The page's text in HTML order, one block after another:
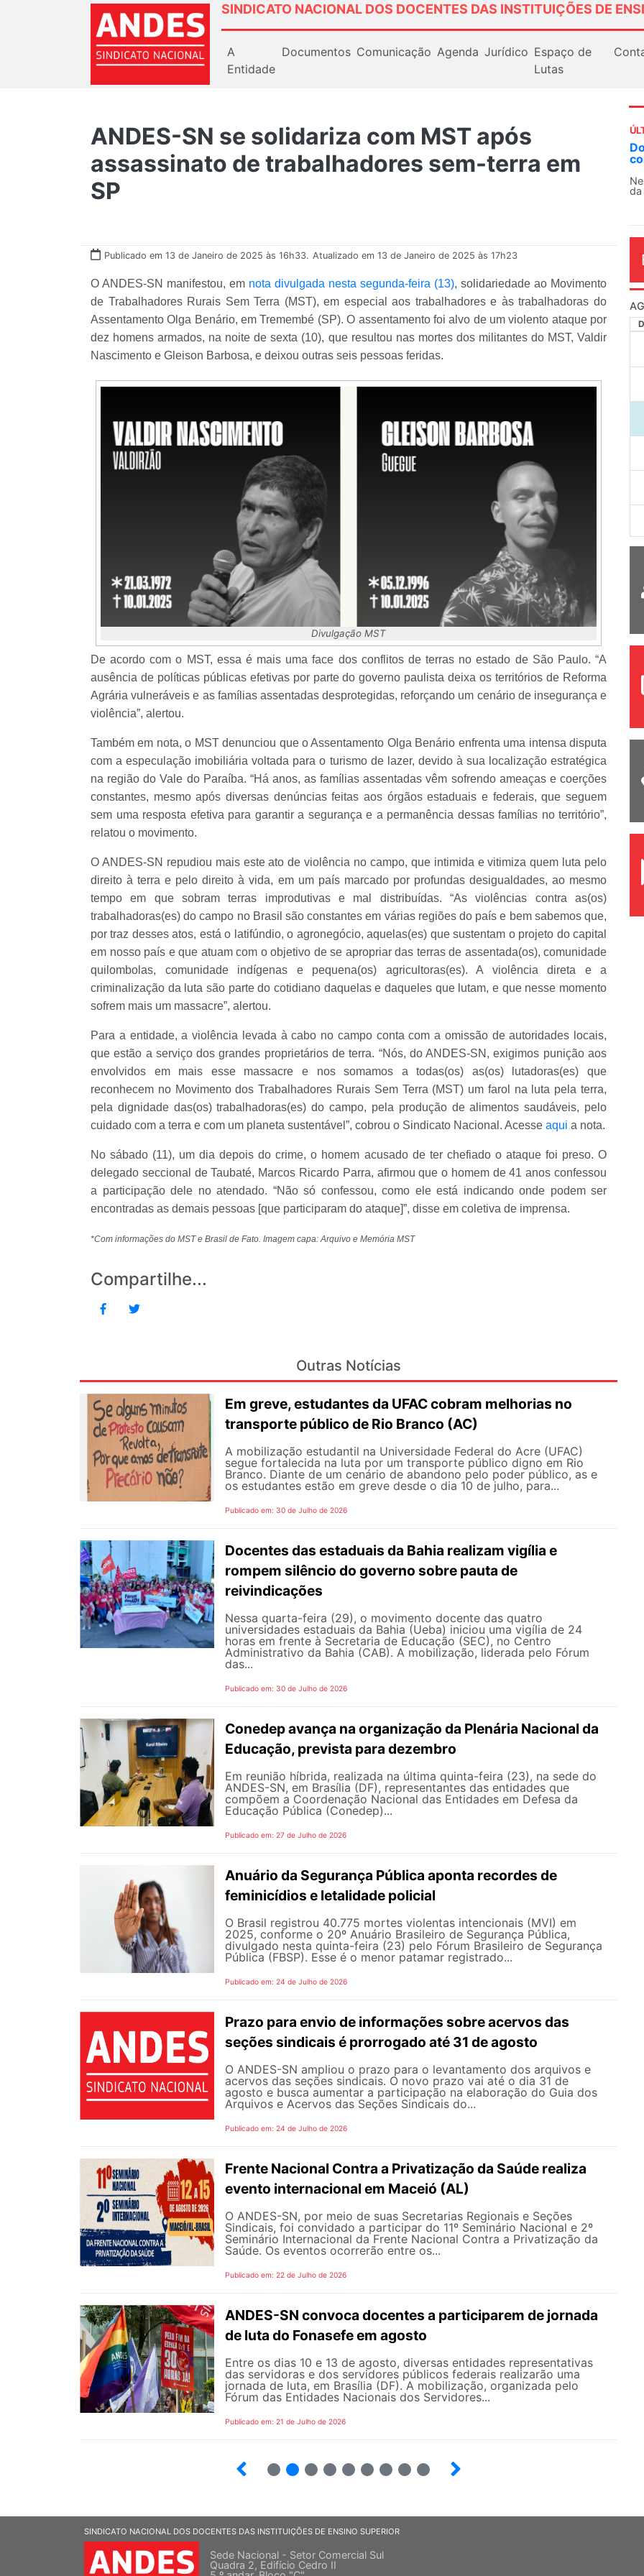
SINDICATO NACIONAL DOS DOCENTES DAS INSTITUIÇÕES DE
A
Entidade
Documentos Comunicação Agenda Jurídico Espaço de
Lutas
ANDES-SN se solidariza com MST após
assassinato de trabalhadores sem-terra em
SP
Publicado em 13 de Janeiro de 2025 às 16h33. Atualizado em 13 de Janeiro de 2025 às 17h23
O ANDES-SN manifestou, em nota divulgada nesta segunda-feira (13), solidariedade ao Movimento
de Trabalhadores Rurais Sem Terra (MST), em especial aos trabalhadores e às trabalhadoras do
Assentamento Olga Benário, em Tremembé (SP). O assentamento foi alvo de um violento ataque por
dez homens armados, na noite de sexta (10), que resultou nas mortes dos militantes do MST, Valdir
Nascimento e Gleison Barbosa, e deixou outras seis pessoas feridas.
Divulgação MST
De acordo com o MST, essa é mais uma face dos conflitos de terras no estado de São Paulo. “A
ausência de políticas públicas efetivas por parte do governo paulista deixa os territórios de Reforma
Agrária vulneráveis e as famílias assentadas desprotegidas, reforçando um cenário de insegurança e
violência”, alertou.
Também em nota, o MST denunciou que o Assentamento Olga Benário enfrenta uma intensa disputa
com a especulação imobiliária voltada para o turismo de lazer, devido à sua localização estratégica
na região do Vale do Paraíba. “Há anos, as famílias assentadas vêm sofrendo ameaças e coerções
constantes, mesmo após diversas denúncias feitas aos órgãos estaduais e federais, que seguem
sem uma resposta efetiva para garantir a segurança e a permanência dessas famílias no território”,
relatou o movimento.
O ANDES-SN repudiou mais este ato de violência no campo, que intimida e vitimiza quem luta pelo
direito à terra e pelo direito à vida, em um país marcado por profundas desigualdades, ao mesmo
tempo em que sobram terras improdutivas e mal distribuídas. “As violências contra as(os)
trabalhadoras(es) do campo no Brasil são constantes em várias regiões do país e bem sabemos que,
por traz desses atos, está o latifúndio, o agronegócio, aquelas(es) que sustentam o projeto do capital
em nosso país e que atuam com o objetivo de se apropriar das terras de assentada(os), comunidade
quilombolas, comunidade indígenas e pequena(os) agricultoras(es). A violência direta e a
criminalização da luta são parte do cotidiano daquelas e daqueles que lutam, e que nesse momento
sofrem mais um massacre”, alertou.
Para a entidade, a violência levada à cabo no campo conta com a omissão de autoridades locais,
que estão a serviço dos grandes proprietários de terra. “Nós, do ANDES-SN, exigimos punição aos
envolvidos em mais esse massacre e nos somamos a todas(os) as(os) lutadoras(es) que
reconhecem no Movimento dos Trabalhadores Rurais Sem Terra (MST) um farol na luta pela terra,
pela dignidade das(os) trabalhadoras(es) do campo, pela produção de alimentos saudáveis, pelo
cuidado com a terra e com um planeta sustentável”, cobrou o Sindicato Nacional. Acesse aqui a nota.
No sábado (11), um dia depois do crime, o homem acusado de ter chefiado o ataque foi preso. O
delegado seccional de Taubaté, Marcos Ricardo Parra, afirmou que o homem de 41 anos confessou
a participação dele no atendado. “Não só confessou, como ele está indicando onde podem ser
encontradas as demais pessoas [que participaram do ataque]”, disse em coletiva de imprensa.
*Com informações do MST e Brasil de Fato. Imagem capa: Arquivo e Memória MST
Compartilhe...
Outras Notícias
Em greve, estudantes da UFAC cobram melhorias no
transporte público de Rio Branco (AC)
A mobilização estudantil na Universidade Federal do Acre (UFAC)
segue fortalecida na luta por um transporte público digno em Rio
Branco. Diante de um cenário de abandono pelo poder público, as e
os estudantes estão em greve desde o dia 10 de julho, para...
Publicado em: 30 de Julho de 2026
Docentes das estaduais da Bahia realizam vigília e
rompem silêncio do governo sobre pauta de
reivindicações
Nessa quarta-feira (29), o movimento docente das quatro
universidades estaduais da Bahia (Ueba) iniciou uma vigília de 24
horas em frente à Secretaria de Educação (SEC), no Centro
Administrativo da Bahia (CAB). A mobilização, liderada pelo Fórum
das...
Publicado em: 30 de Julho de 2026
Conedep avança na organização da Plenária Nacional da
Educação, prevista para dezembro
Em reunião híbrida, realizada na última quinta-feira (23), na sede do
ANDES-SN, em Brasília (DF), representantes das entidades que
compõem a Coordenação Nacional das Entidades em Defesa da
Educação Pública (Conedep)...
Publicado em: 27 de Julho de 2026
Anuário da Segurança Pública aponta recordes de
feminicídios e letalidade policial
O Brasil registrou 40.775 mortes violentas intencionais (MVI) em
2025, conforme o 20º Anuário Brasileiro de Segurança Pública,
divulgado nesta quinta-feira (23) pelo Fórum Brasileiro de Segurança
Pública (FBSP). Esse é o menor patamar registrado...
Publicado em: 24 de Julho de 2026
Prazo para envio de informações sobre acervos das
seções sindicais é prorrogado até 31 de agosto
O ANDES-SN ampliou o prazo para o levantamento dos arquivos e
acervos das seções sindicais. O novo prazo vai até o dia 31 de
agosto e busca aumentar a participação na elaboração do Guia dos
Arquivos e Acervos das Seções Sindicais do...
Publicado em: 24 de Julho de 2026
Frente Nacional Contra a Privatização da Saúde realiza
evento internacional em Maceió (AL)
O ANDES-SN, por meio de suas Secretarias Regionais e Seções
Sindicais, foi convidado a participar do 11º Seminário Nacional e 2º
Seminário Internacional da Frente Nacional Contra a Privatização da
Saúde. Os eventos ocorrerão entre os...
Publicado em: 22 de Julho de 2026
ANDES-SN convoca docentes a participarem de jornada
de luta do Fonasefe em agosto
Entre os dias 10 e 13 de agosto, diversas entidades representativas
das servidoras e dos servidores públicos federais realizarão uma
jornada de luta, em Brasília (DF). A mobilização, organizada pelo
Fórum das Entidades Nacionais dos Servidores...
Publicado em: 21 de Julho de 2026
Docentes paralisam novamente as
contra as políticas de Milei na Argentina
Nessa segunda-feira (3), sindicatos de docentes
SINDICATO NACIONAL DOS DOCENTES DAS INSTITUIÇÕES DE ENSINO SUPERIOR
Sede Nacional - Setor Comercial Sul
Quadra 2, Edifício Cedro II